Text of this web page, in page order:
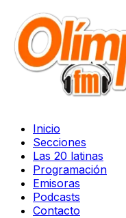
Inicio
Secciones
Las 20 latinas
Programación
Emisoras
Podcasts
Contacto